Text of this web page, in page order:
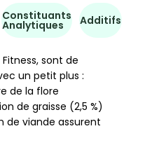
Constituants
Analytiques Additifs
sont de
un petit plus :
de la flore
de graisse (2,5 %)
de viande assurent